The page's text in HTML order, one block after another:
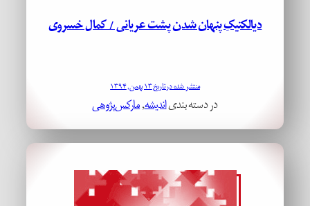
دیالکتیکِ پنهان‌ شدن پشت عریانی / کمال خسروی
منتشر شده در تاریخ ۱۳ بهمن, ۱۳۹۴
در دسته بندیاندیشه, مارکس‌پژوهی